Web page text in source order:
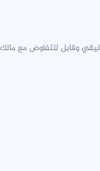
وقابل للتفاوض مع مالك